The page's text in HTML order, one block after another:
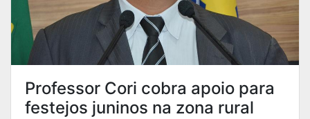
Professor Cori cobra apoio para
festejos juninos na zona rural